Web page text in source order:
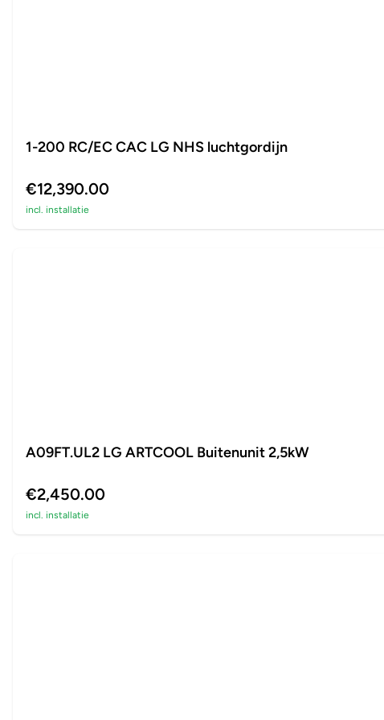
1-200 RC/EC CAC LG NHS luchtgordijn
€12,390.00
incl. installatie
A09FT.UL2 LG ARTCOOL Buitenunit 2,5kW
€2,450.00
incl. installatie